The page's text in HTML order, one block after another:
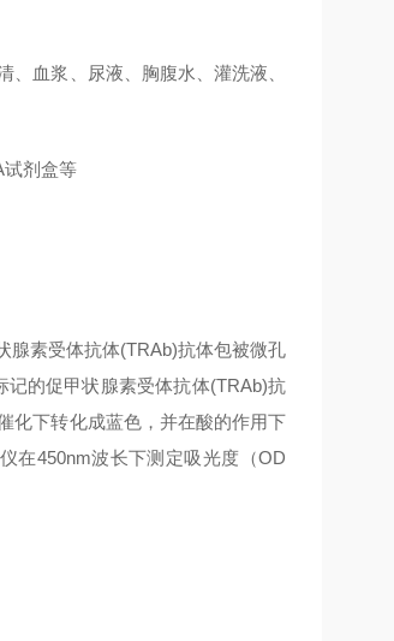
血浆、尿液、胸腹水、灌洗液、
剂盒等
腺素受体抗体(TRAb)抗体包被微孔
的促甲状腺素受体抗体(TRAb)抗
化下转化成蓝色，并在酸的作用下
在450nm波长下测定吸光度（OD